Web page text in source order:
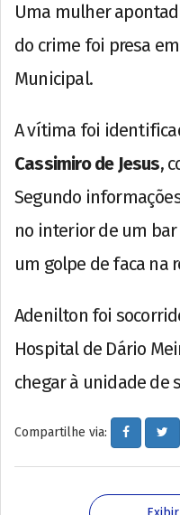
Uma mulher
do crime foi presa
Municipal.
A vítima foi
Cassimiro de Jesus,
Segundo
no interior de um
um golpe de faca na
Adenilton foi
Hospital de Dário
chegar à unidade de
Compartilhe via: